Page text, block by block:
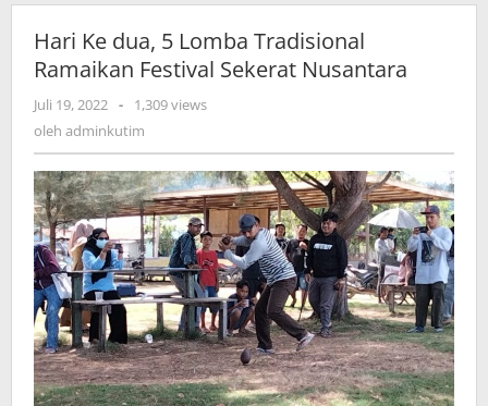
Hari Ke dua, 5 Lomba Tradisional
Ramaikan Festival Sekerat Nusantara
Juli 19, 2022 oleh
adminkutim
-
1,309 views
oleh adminkutim